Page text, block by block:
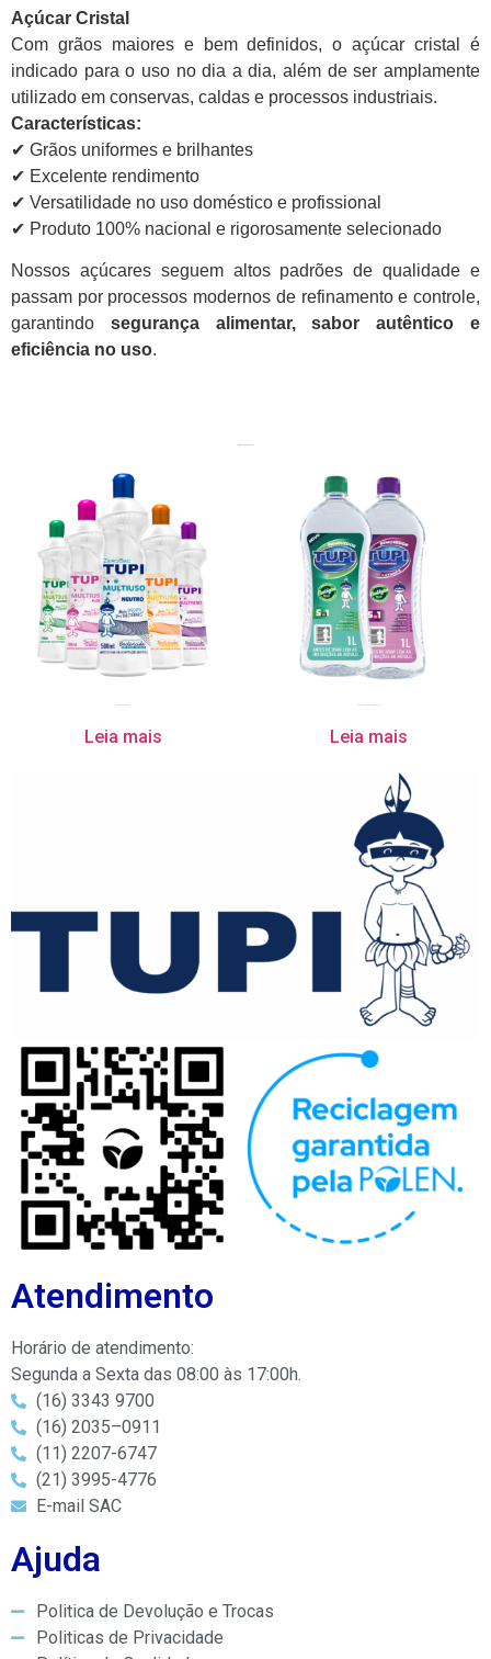
Açúcar Cristal
Com grãos maiores e bem definidos, o açúcar cristal é
indicado para o uso no dia a dia, além de ser amplamente
utilizado em conservas, caldas e processos industriais.
Características:
✔ Grãos uniformes e brilhantes
✔ Excelente rendimento
✔ Versatilidade no uso doméstico e profissional
✔ Produto 100% nacional e rigorosamente selecionado
Nossos açúcares seguem altos padrões de qualidade e
passam por processos modernos de refinamento e controle,
garantindo segurança alimentar, sabor autêntico e
eficiência no uso.
Leia mais Leia mais
Atendimento
Horário de atendimento:
Segunda a Sexta das 08:00 às 17:00h.
(16) 3343 9700
(16) 2035–0911
(11) 2207-6747
(21) 3995-4776
E-mail SAC
Ajuda
Politica de Devolução e Trocas
Politicas de Privacidade